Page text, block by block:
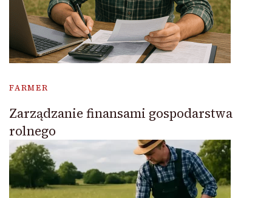
FARMER
Zarządzanie finansami gospodarstwa
rolnego